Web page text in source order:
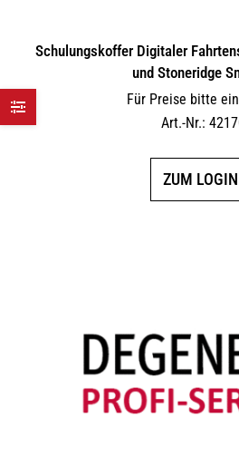
Schulungskoffer Digitaler
und Stoneridge
Für Preise bitte
Art.-Nr.:
ZUM